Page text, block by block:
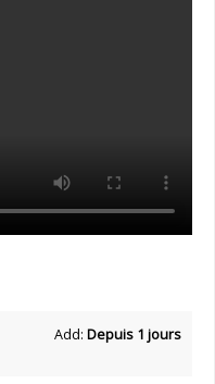
Add: Depuis 1 jours